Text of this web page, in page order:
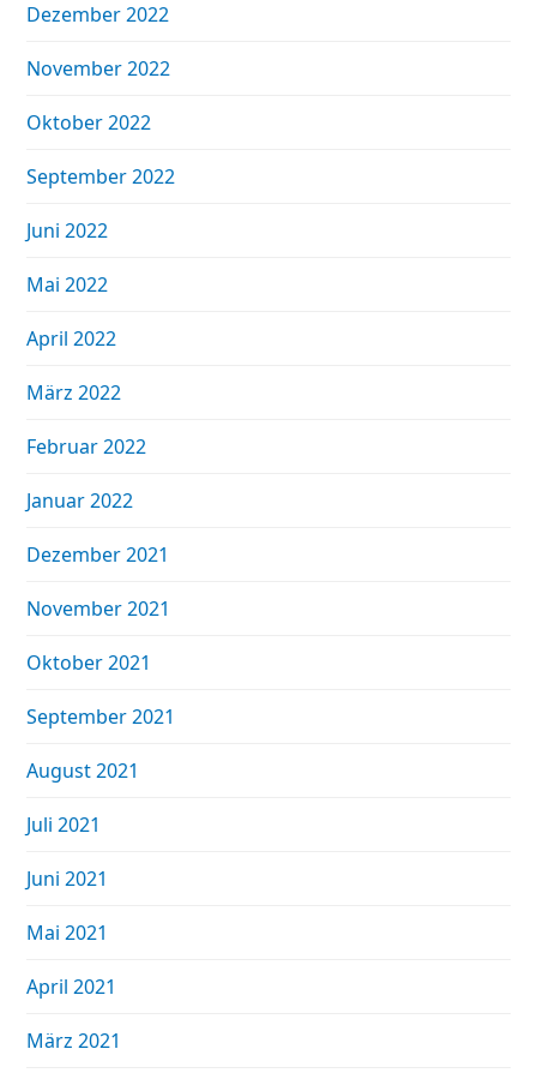
Dezember 2022
November 2022
Oktober 2022
September 2022
Juni 2022
Mai 2022
April 2022
März 2022
Februar 2022
Januar 2022
Dezember 2021
November 2021
Oktober 2021
September 2021
August 2021
Juli 2021
Juni 2021
Mai 2021
April 2021
März 2021